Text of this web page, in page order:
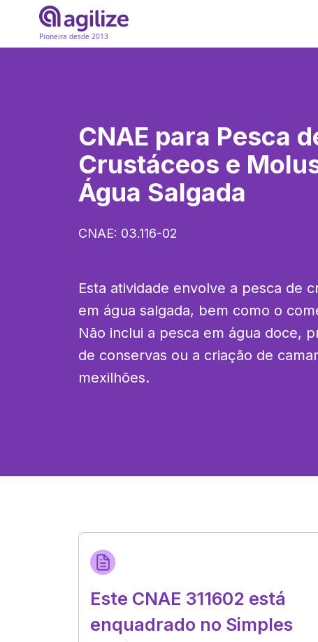
Pioneira desde 2013
CNAE para Pesca
Crustáceos e
Água Salgada
CNAE: 03.116-02
Esta atividade envolve a pesca de
em água salgada, bem como o
Não inclui a pesca em água doce,
de conservas ou a criação de
mexilhões.
Este CNAE 311602 está
enquadrado no Simples